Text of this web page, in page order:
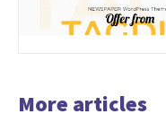
More articles